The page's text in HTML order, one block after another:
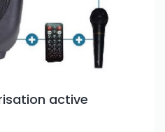
active